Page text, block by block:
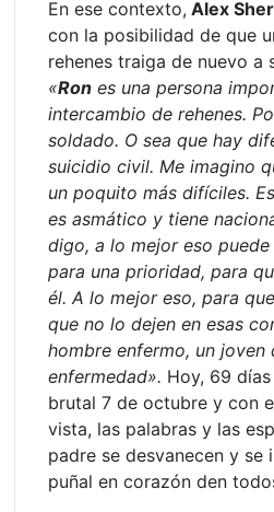
En ese contexto, Alex
con la posibilidad de que
rehenes traiga de nuevo a
«Ron es una persona
intercambio de rehenes.
soldado. O sea que hay
suicidio civil. Me imagino
un poquito más difíciles.
es asmático y tiene
digo, a lo mejor eso
para una prioridad, para
él. A lo mejor eso, para
que no lo dejen en esas
hombre enfermo, un joven
enfermedad». Hoy, 69
brutal 7 de octubre y con
vista, las palabras y las
padre se desvanecen y se
puñal en corazón den